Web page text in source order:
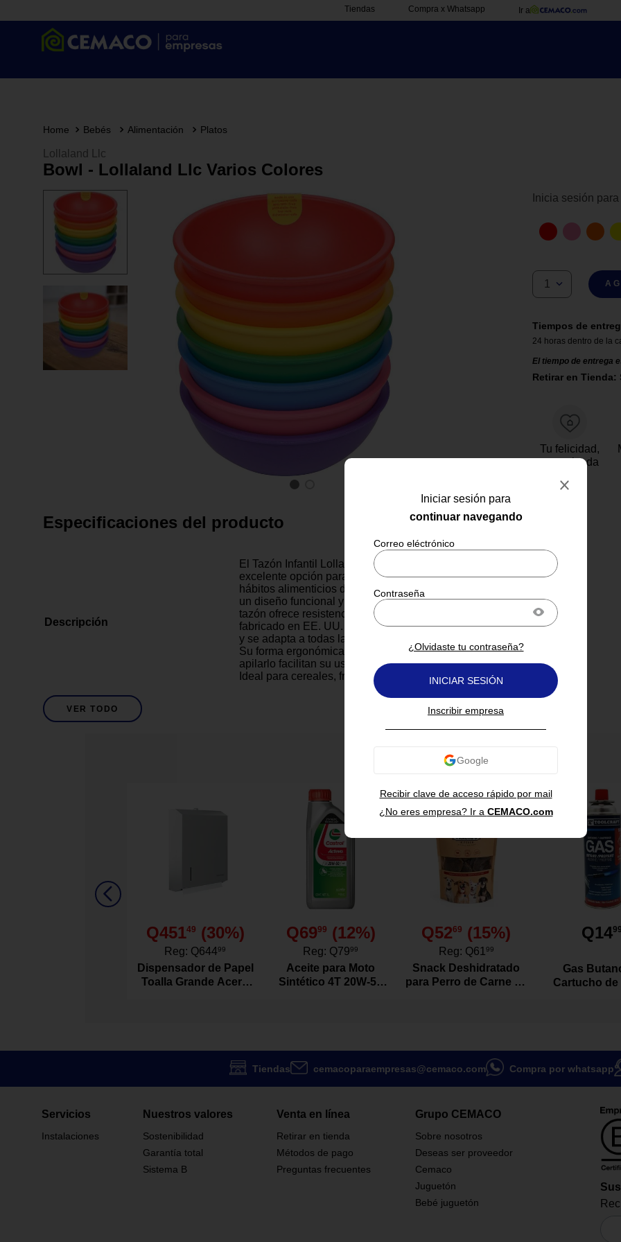
Tiendas Compra x Whatsapp Ir a
Iniciar sesión para
continuar navegando
Recibir clave de acceso rápido por mail
¿Olvidaste tu contraseña?
INICIAR SESIÓN
Inscribir empresa
¿No eres empresa? Ir a CEMACO.com
Bebés Alimentación Platos
Lollaland Llc
Bowl - Lollaland Llc Varios Colores
Inicia sesión
1
Tiempos de
24 horas dentro de la
El tiempo de entrega
Retirar en Tienda:
Tu felicidad,
garantizada
Especificaciones del producto
Descripción
El Tazón Infantil Lollaland Verde es una
excelente opción para fomentar buenos
hábitos alimenticios desde la infancia. Con
un diseño funcional y color vibrante, este
tazón ofrece resistencia y practicidad. Está
fabricado en EE. UU. con materiales seguros
y se adapta a todas las rutinas del día a día.
Su forma ergonómica y la posibilidad de
apilarlo facilitan su uso y almacenamiento.
Ideal para cereales, frutas o comidas caseras.
Anti-Deslizante
Detalles del Producto
Hecho en EE. UU. con altos estándares de
Apto para microondas y lavavajillas.
Diseño ergonómico y apilable.
Color verde que estimula la autonomía del
niño.
Plato Con División
VER TODO
También te puede interesar
Q45149 (30%)
Reg: Q64499
Dispensador de Papel
Toalla Grande Acero
Q6999 (12%)
Reg: Q7999
Aceite para Moto
Sintético 4T 20W-50
Q5269 (15%)
Reg: Q61 99
Snack Deshidratado
para Perro de Carne de
Q14
Gas
Cartucho de
Tiendas cemacoparaempresas@cemaco.com Compra por whatsapp
Servicios
Instalaciones
Nuestros valores
Sostenibilidad
Garantía total
Sistema B
Venta en línea
Retirar en tienda
Métodos de pago
Preguntas frecuentes
Grupo CEMACO
Sobre nosotros
Deseas ser proveedor
Cemaco
Juguetón
Bebé juguetón